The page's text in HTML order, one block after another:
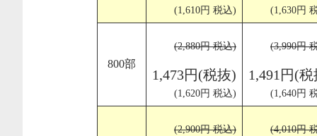
(1,610円 税込) (1,630円
800部
(2,880円 税込)
1,473円(税抜)
(1,620円 税込)
(3,990円
1,491円(
(1,640円
(2,900円 税込) (4,010円